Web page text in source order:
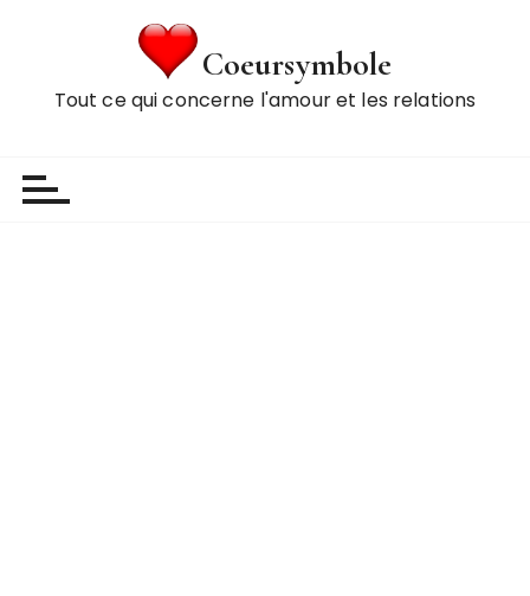
Coeursymbole
Tout ce qui concerne l'amour et les relations